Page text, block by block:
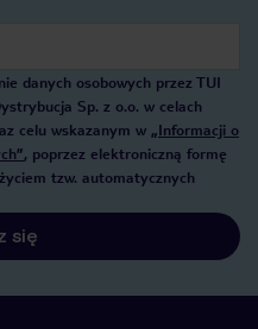
danych osobowych przez TUI
Sp. z o.o. w celach
celu wskazanym w „Informacji o
, poprzez elektroniczną formę
tzw. automatycznych
się